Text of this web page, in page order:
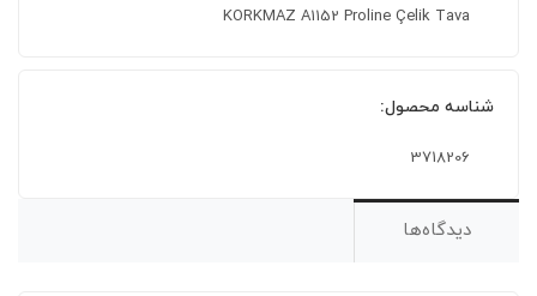
KORKMAZ A1152 Proline Çelik Tava
شناسه محصول:
3718206
دیدگاه‌ها